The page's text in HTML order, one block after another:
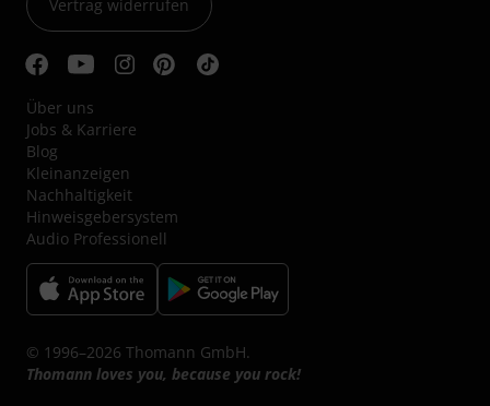
Vertrag widerrufen
Über uns
Jobs & Karriere
Blog
Kleinanzeigen
Nachhaltigkeit
Hinweisgebersystem
Audio Professionell
© 1996–2026 Thomann GmbH.
Thomann loves you, because you rock!